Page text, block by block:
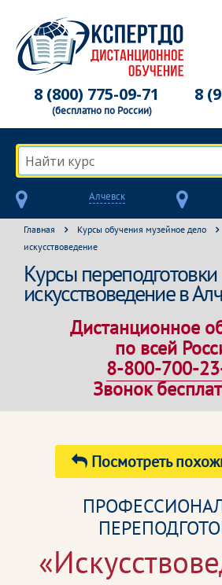
8 (800) 775-09-71
(бесплатно по России)
8
Найти курс
Алчевск
Главная Курсы обучения музейное дело
искусствоведение
Курсы переподготовки
искусствоведение в
Дистанционное
по всей
8-800-700-
Звонок
Посмотреть